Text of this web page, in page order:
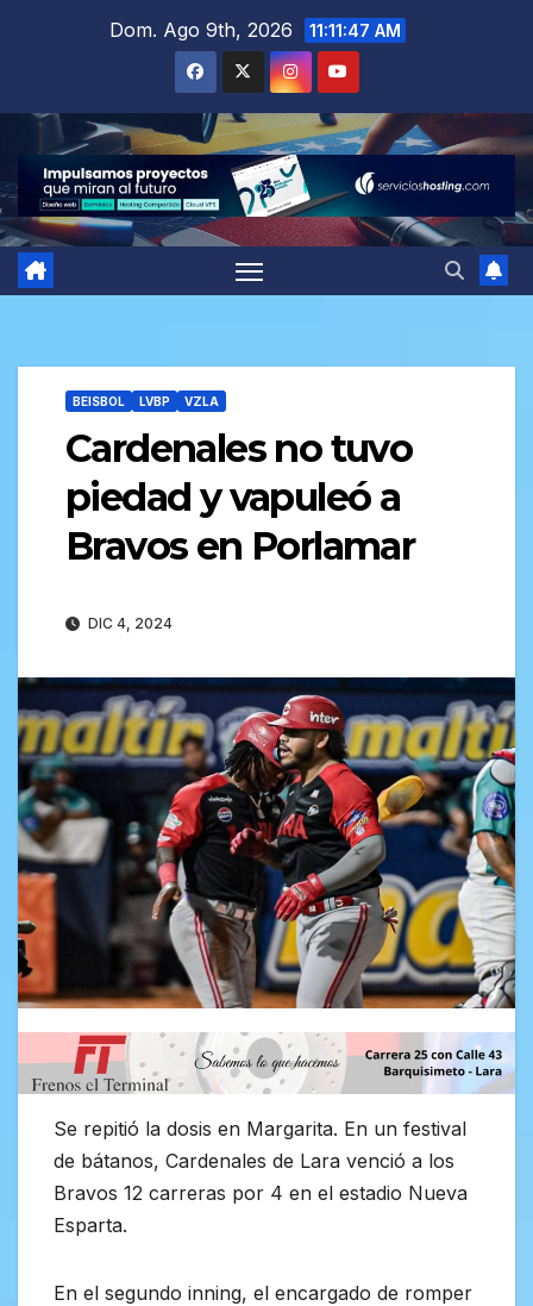
Dom. Ago 9th, 2026 11:11:48 AM
BEISBOL LVBP VZLA
Cardenales no tuvo
piedad y vapuleó a
Bravos en Porlamar
DIC 4, 2024
Se repitió la dosis en Margarita. En un festival
de bátanos, Cardenales de Lara venció a los
Bravos 12 carreras por 4 en el estadio Nueva
Esparta.
En el segundo inning, el encargado de romper